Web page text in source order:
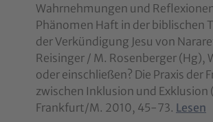
Wahrnehmungen und
Phänomen Haft in der biblischen
der Verkündigung Jesu von
Reisinger / M. Rosenberger (Hg),
oder einschließen? Die Praxis der
zwischen Inklusion und Exklusion
Frankfurt/M. 2010, 45-73. Lesen